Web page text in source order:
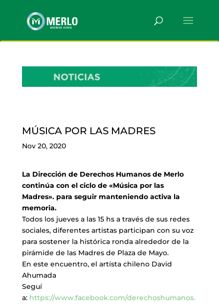
MÚSICA POR LAS MADRES
Nov 20, 2020
La Dirección de Derechos Humanos de Merlo
continúa con el ciclo de «Música por las
Madres». para seguir manteniendo activa la
memoria.
Todos los jueves a las 15 hs a través de sus redes
sociales, diferentes artistas participan con su voz
para sostener la histórica ronda alrededor de la
pirámide de las Madres de Plaza de Mayo.
En este encuentro, el artísta chileno David
Ahumada
Seguí
a: https://www.facebook.com/derechoshumanos.